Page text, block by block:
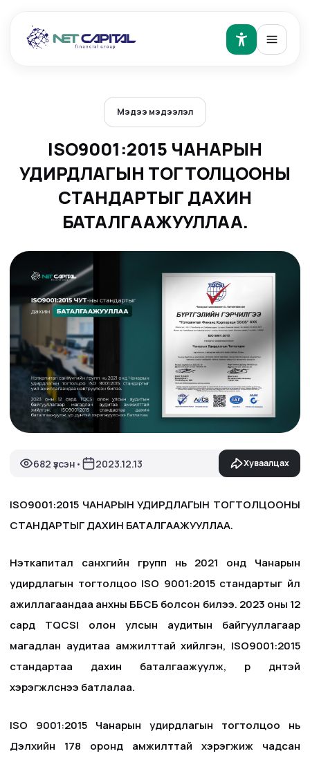
Мэдээ мэдээлэл
ISO9001:2015 ЧАНАРЫН
УДИРДЛАГЫН ТОГТОЛЦООНЫ
СТАНДАРТЫГ ДАХИН
БАТАЛГААЖУУЛЛАА.
682 үзсэн • 2023.12.13 Хуваалцах
ISO9001:2015 ЧАНАРЫН УДИРДЛАГЫН ТОГТОЛЦООНЫ
СТАНДАРТЫГ ДАХИН БАТАЛГААЖУУЛЛАА.
Нэткапитал санхүүгийн групп нь 2021 онд Чанарын
удирдлагын тогтолцоо ISO 9001:2015 стандартыг үйл
ажиллагаандаа анхны ББСБ болсон билээ. 2023 оны 12
сард TQCSI олон улсын аудитын байгууллагаар
магадлан аудитаа амжилттай хийлгэн, ISO9001:2015
стандартаа дахин баталгаажуулж, үр дүнтэй
хэрэгжүүлснээ батлалаа.
ISO 9001:2015 Чанарын удирдлагын тогтолцоо нь
Дэлхийн 178 оронд амжилттай хэрэгжиж чадсан